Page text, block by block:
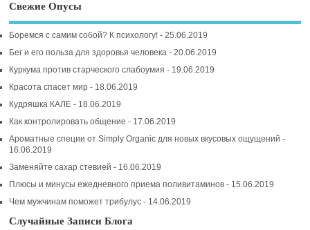
Свежие Опусы
Боремся с самим собой? К психологу! - 25.06.2019
Бег и его польза для здоровья человека - 20.06.2019
Куркума против старческого слабоумия - 19.06.2019
Красота спасет мир - 18.06.2019
Кудряшка КАЛЕ - 18.06.2019
Как контролировать общение - 17.06.2019
Ароматные специи от Simply Organic для новых вкусовых ощущений -
16.06.2019
Заменяйте сахар стевией - 16.06.2019
Плюсы и минусы ежедневного приема поливитаминов - 15.06.2019
Чем мужчинам поможет трибулус - 14.06.2019
Случайные Записи Блога